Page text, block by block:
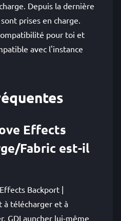
Depuis la dernière
prises en charge.
pour toi et
avec l'instance
Effects
Fabric est-il
Backport |
à télécharger et à
GDLauncher lui-même